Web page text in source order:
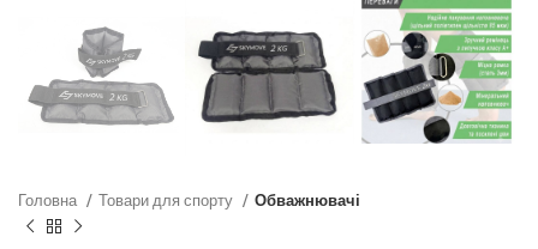
Головна Товари для спорту Обважнювачі